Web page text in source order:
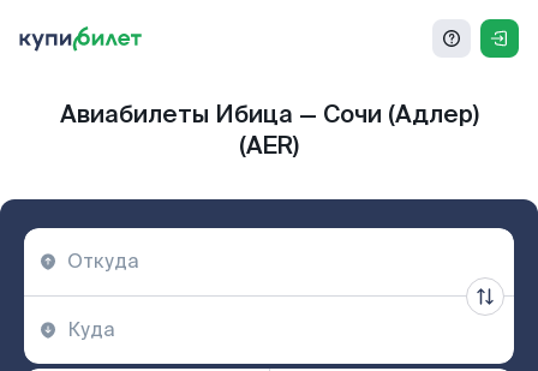
Авиабилеты Ибица — Сочи (Адлер)
(AER)